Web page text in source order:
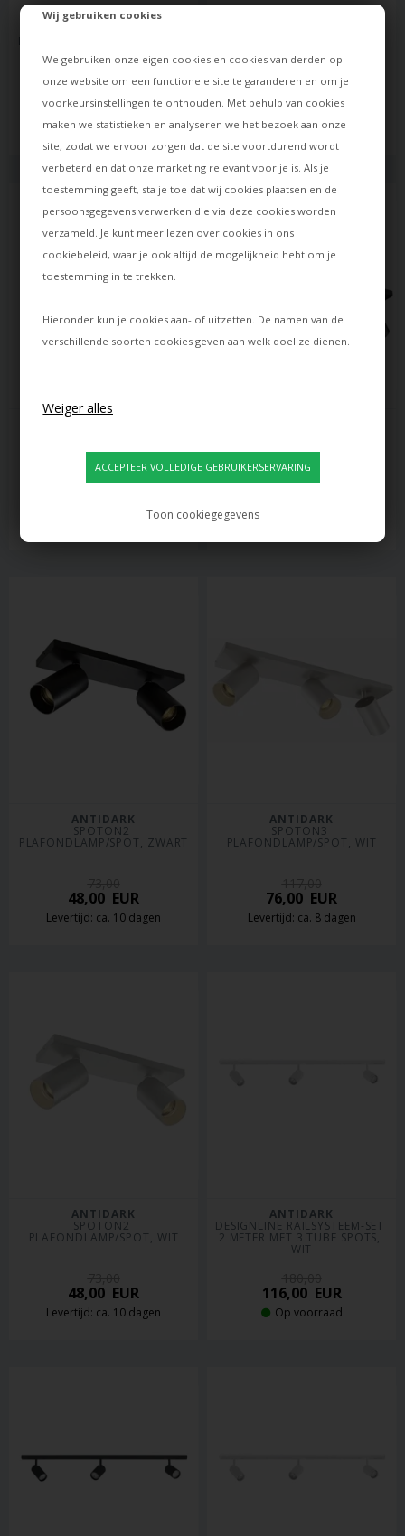
Wij gebruiken cookies
We gebruiken onze eigen cookies en cookies van derden op
onze website om een functionele site te garanderen en om je
voorkeursinstellingen te onthouden. Met behulp van cookies
maken we statistieken en analyseren we het bezoek aan onze
site, zodat we ervoor zorgen dat de site voortdurend wordt
verbeterd en dat onze marketing relevant voor je is. Als je
toestemming geeft, sta je toe dat wij cookies plaatsen en de
persoonsgegevens verwerken die via deze cookies worden
verzameld. Je kunt meer lezen over cookies in ons
cookiebeleid, waar je ook altijd de mogelijkheid hebt om je
toestemming in te trekken.
Hieronder kun je cookies aan- of uitzetten. De namen van de
verschillende soorten cookies geven aan welk doel ze dienen.
Toon cookiegegevens
MET 4 TUBE SPOTS, WIT
138,00EUR
Op voorraad
SPOT, WIT M. KABELGAT
160,00EUR
Op voorraad
269,00
Levertijd: ca. 8 dagen
117,00
Levertijd: ca. 8 dagen
ANTIDARK
SPOTON2
PLAFONDLAMP/SPOT, ZWART
48,00 EUR
Levertijd: ca. 10 dagen
ANTIDARK
SPOTON3
PLAFONDLAMP/SPOT, WIT
76,00 EUR
Levertijd: ca. 8 dagen
ANTIDARK
SPOTON2
PLAFONDLAMP/SPOT, WIT
48,00 EUR
Levertijd: ca. 10 dagen
ANTIDARK
DESIGNLINE RAILSYSTEEM-SET
2 METER MET 3 TUBE SPOTS,
WIT
116,00EUR
Op voorraad